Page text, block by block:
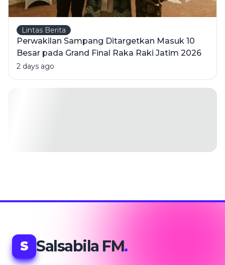
Lintas Berita
Perwakilan Sampang Ditargetkan Masuk 10
Besar pada Grand Final Raka Raki Jatim 2026
2 days ago
S Salsabila FM.